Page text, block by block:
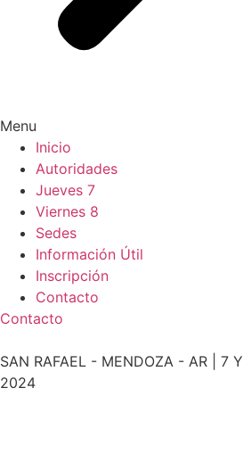
Menu
Inicio
Autoridades
Jueves 7
Viernes 8
Sedes
Información Útil
Inscripción
Contacto
Contacto
SAN RAFAEL - MENDOZA - AR | 7
2024​